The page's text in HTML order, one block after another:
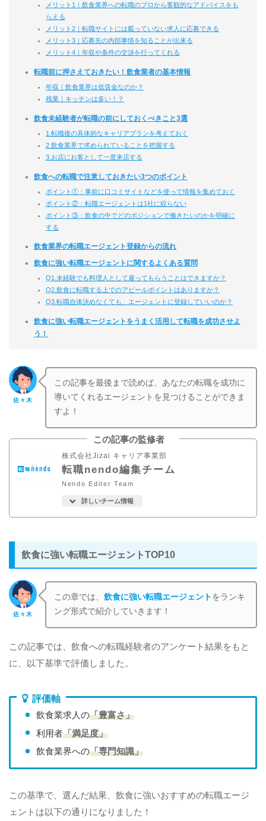
メリット1｜飲食業界への転職のプロから客観的なアドバイスをも
らえる
メリット2｜転職サイトには載っていない求人に応募できる
メリット3｜応募先の内部事情を知ることが出来る
メリット4｜年収や条件の交渉を行ってくれる
転職前に押さえておきたい！飲食業者の基本情報
年収｜飲食業界は低賃金なのか？
残業｜キッチンは多い！？
飲食未経験者が転職の前にしておくべきこと3選
1.転職後の具体的なキャリアプランを考えておく
2.飲食業界で求められていることを把握する
3.お店にお客として一度来店する
飲食への転職で注意しておきたい3つのポイント
ポイント①：事前に口コミサイトなどを使って情報を集めておく
ポイント②：転職エージェントは1社に絞らない
ポイント③：飲食の中でどのポジションで働きたいのかを明確に
する
飲食業界の転職エージェント登録からの流れ
飲食に強い転職エージェントに関するよくある質問
Q1.未経験でも料理人として雇ってもらうことはできますか？
Q2.飲食に転職する上でのアピールポイントはありますか？
Q3.転職自体決めなくても、エージェントに登録していいのか？
飲食に強い転職エージェントをうまく活用して転職を成功させよ
う！
佐々木
この記事を最後まで読めば、あなたの転職を成功に
導いてくれるエージェントを見つけることができま
すよ！
この記事の監修者
株式会社Jizai キャリア事業部
転職nendo編集チーム
Nendo Editer Team
詳しいチーム情報
飲食に強い転職エージェントTOP10
佐々木
この章では、飲食に強い転職エージェント をランキ
ング形式で紹介していきます！
この記事では、飲食への転職経験者のアンケート結果をもと
に、以下基準で評価しました。
評価軸
飲食業求人の「豊富さ」
利用者「満足度」
飲食業界への「専門知識」
この基準で、選んだ結果、飲食に強いおすすめの転職エージ
ェントは以下の通りになりました！